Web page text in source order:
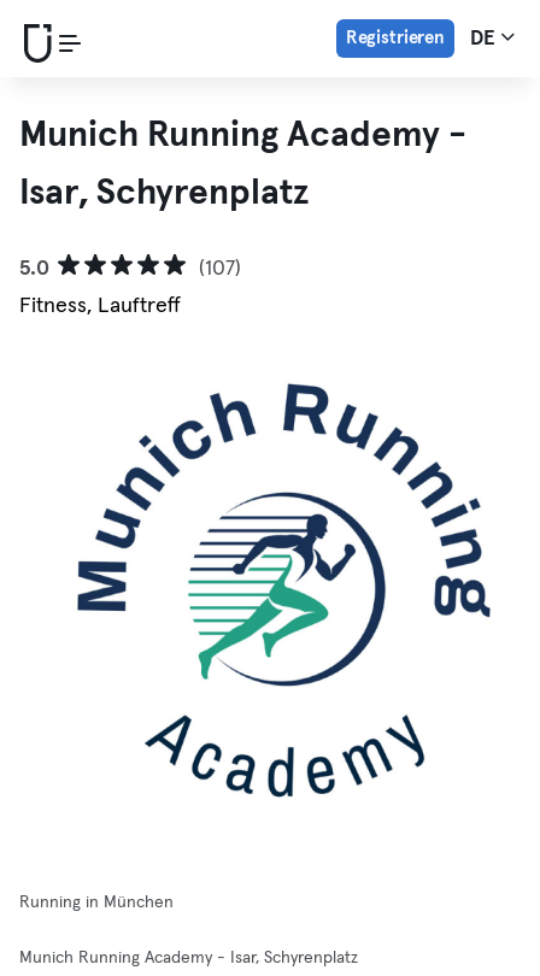
Registrieren DE
Munich Running Academy -
Isar, Schyrenplatz
5.0
(107)
Fitness, Lauftreff
Running in München
Munich Running Academy - Isar, Schyrenplatz